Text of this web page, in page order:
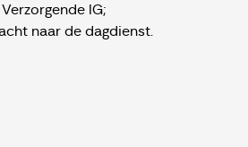
IG;
naar de dagdienst.